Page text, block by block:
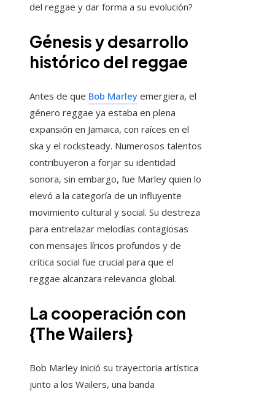
del reggae y dar forma a su evolución?
Génesis y desarrollo
histórico del reggae
Antes de que Bob Marley emergiera, el
género reggae ya estaba en plena
expansión en Jamaica, con raíces en el
ska y el rocksteady. Numerosos talentos
contribuyeron a forjar su identidad
sonora, sin embargo, fue Marley quien lo
elevó a la categoría de un influyente
movimiento cultural y social. Su destreza
para entrelazar melodías contagiosas
con mensajes líricos profundos y de
crítica social fue crucial para que el
reggae alcanzara relevancia global.
La cooperación con
{The Wailers}
Bob Marley inició su trayectoria artística
junto a los Wailers, una banda